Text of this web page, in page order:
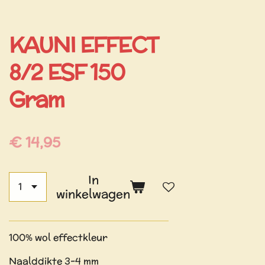
KAUNI EFFECT
8/2 ESF 150
Gram
€ 14,95
In
winkelwagen
100% wol effectkleur
Naalddikte 3-4 mm